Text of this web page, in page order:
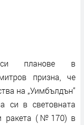
си планове в
призна, че
на „Уимбълдън“
си в световната
ракета (№170) в